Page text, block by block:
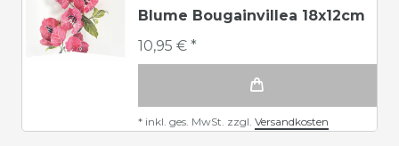
Blume Bougainvillea 18x12cm
10,95 € *
* inkl. ges. MwSt. zzgl. Versandkosten